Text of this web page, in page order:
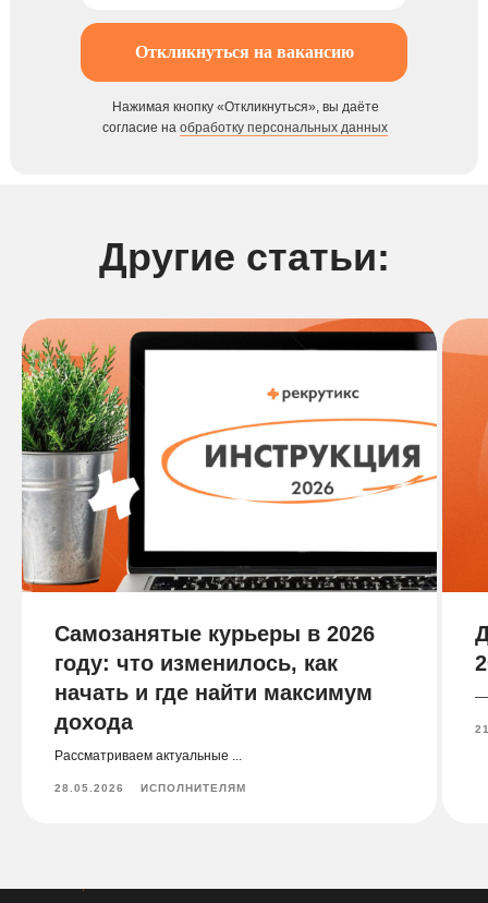
Откликнуться на вакансию
Нажимая кнопку «Откликнуться», вы даёте
согласие на обработку персональных данных
Другие статьи:
Самозанятые курьеры в 2026
году: что изменилось, как
начать и где найти максимум
дохода
Рассматриваем актуальные ...
28.05.2026 ИСПОЛНИТЕЛЯМ
—